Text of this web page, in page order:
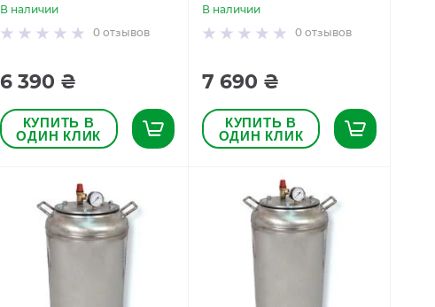
В наличии
0 отзывов
6 390 ₴
КУПИТЬ В
ОДИН КЛИК
В наличии
0 отзывов
7 690 ₴
КУПИТЬ В
ОДИН КЛИК